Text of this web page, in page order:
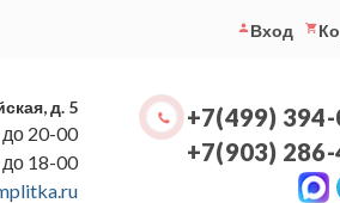
Вход
д. 5
20-00
18-00
+7(499)
+7(903)